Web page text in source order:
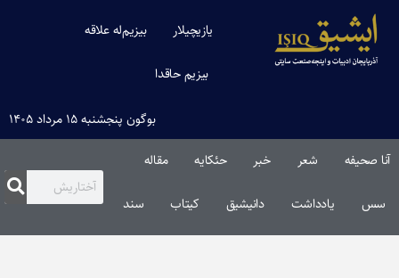
یازیچیلار بیزیم‌له علاقه
بیزیم حاقدا
بوگون پنجشنبه ۱۵ مرداد ۱۴۰۵
آنا صحیفه شعر خبر حئکایه مقاله‌
سس یادداشت دانیشیق کیتاب سند